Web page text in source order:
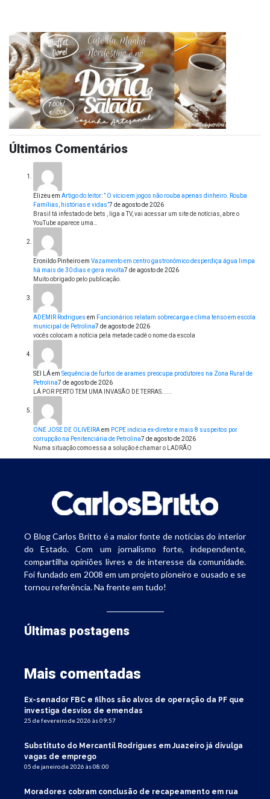
Últimos Comentários
Elizeu em Artigo do leitor: ” O vício em jogos não rouba apenas dinheiro. Rouba
Famílias, histórias e vidas”7 de agosto de 2026
Brasil tá infestado de bets , liga a TV, vai acessar um site de notícias, abre o
YouTube aparece uma…
Eronildo Pinheiroem Vazamento em centro gastronômico desperdiça água limpa
há mais de 30 dias e gera revolta7 de agosto de 2026
Muito obrigado pelo publicação.
ADEMIR Rodrigues em Funcionários relatam sobrecarga e clima tenso em escola
municipal de Petrolina7 de agosto de 2026
vocês colocam a notícia pela metade cadê o nome da escola
SEI LÁem Sequência de furtos de arames preocupa produtores na Zona Rural de
Petrolina7 de agosto de 2026
LÁ POR PERTO TEM UMA INVASÃO DE TERRAS......
ONE JOSE DE OLIVEIRAem PCPE indicia ex-diretor e mais 8 suspeitos por
corrupção na Penitenciária de Petrolina7 de agosto de 2026
Numa situação como essa a solução é chamar o LADRÃO
O Blog Carlos Britto é a maior fonte de notícias do interior
do Estado. Com um jornalismo forte, independente,
compartilha opiniões livres e de interesse da comunidade.
Foi fundado em 2008 em um projeto pioneiro e ousado e se
tornou referência. Na frente em tudo!
Últimas postagens
Mais comentadas
Ex-senador FBC e filhos são alvos de operação da PF que
investiga desvios de emendas
25 de fevereiro de 2026 às 09:57
Substituto do Mercantil Rodrigues em Juazeiro já divulga
vagas de emprego
05 de janeiro de 2026 às 08:00
Moradores cobram conclusão de recapeamento em rua